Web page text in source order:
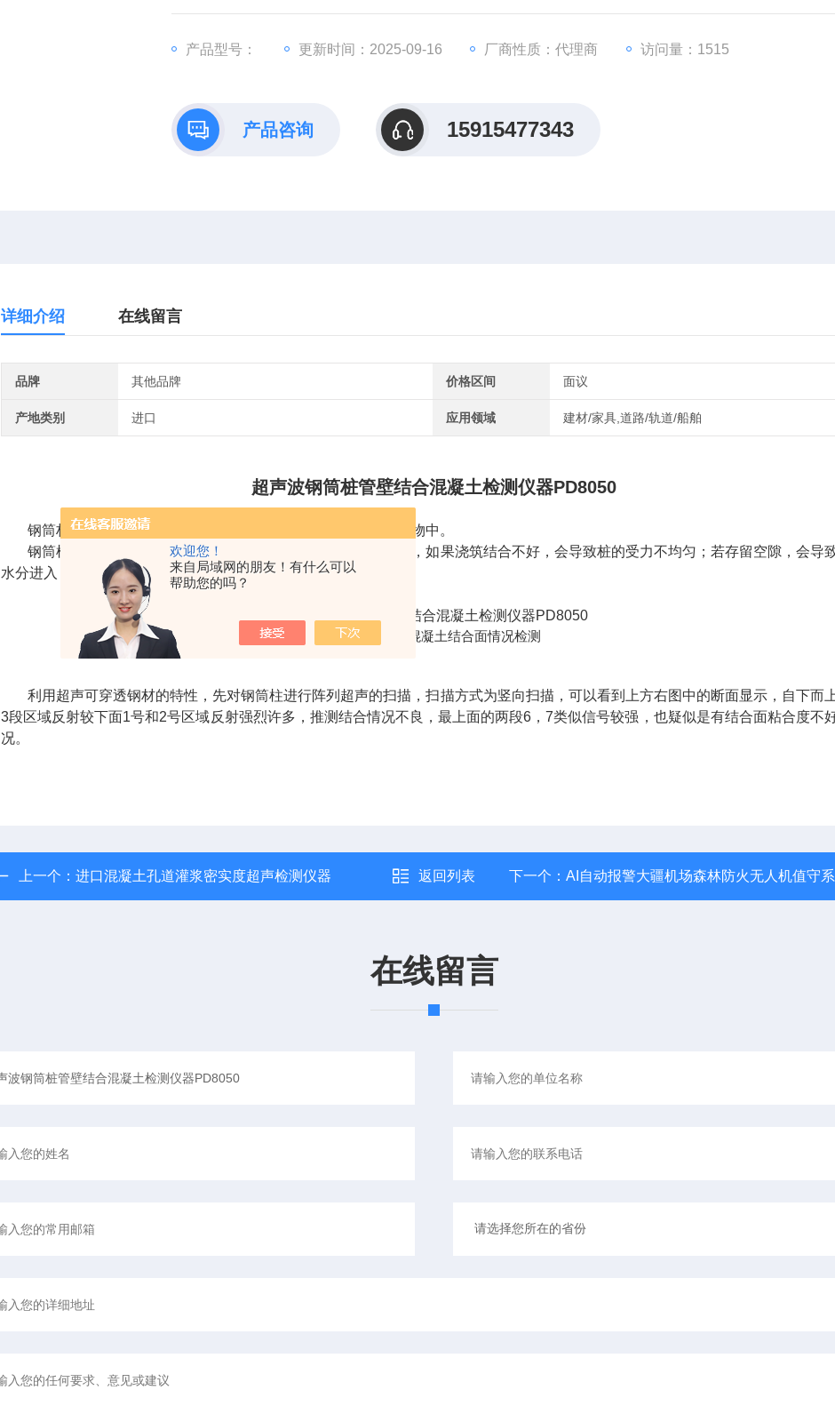
欢迎您！
来自局域网的朋友！有什么可以
帮助您的吗？
产品型号： 更新时间：2025-09-16 厂商性质：代理商 访问量：1515
产品咨询 15915477343
详细介绍 在线留言
品牌 其他品牌 价格区间 面议
产地类别 进口 应用领域 建材/家具,道路/轨道/船舶
超声波钢筒桩管壁结合混凝土检测仪器PD8050
钢筒桩有更高的承载力，应用范围很广，常见于一些高层建筑物中。
钢筒柱内混凝土与钢壁的结合情况的好坏，影响桩的应力分布，如果浇筑结合不好，会导致桩的受力不均匀；若存留空隙，会导
水分进入，容易发生腐蚀，对桩的承载力和耐久性都有影响。
钢筒柱内壁和混凝土结合面情况检测
利用超声可穿透钢材的特性，先对钢筒柱进行阵列超声的扫描，扫描方式为竖向扫描，可以看到上方右图中的断面显示，自下而
3段区域反射较下面1号和2号区域反射强烈许多，推测结合情况不良，最上面的两段6，7类似信号较强，也疑似是有结合面粘合度不
况。
上一个： 进口混凝土孔道灌浆密实度超声检测仪器 返回列表 下一个： AI自动报警大疆机场森林防火无人机值守
在线留言